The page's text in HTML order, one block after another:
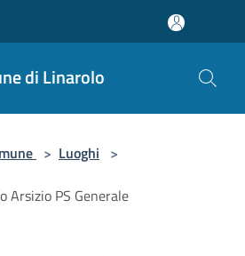
di Linarolo
> Luoghi >
Arsizio PS Generale